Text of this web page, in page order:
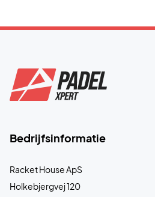
Bedrijfsinformatie
Racket House ApS
Holkebjergvej 120